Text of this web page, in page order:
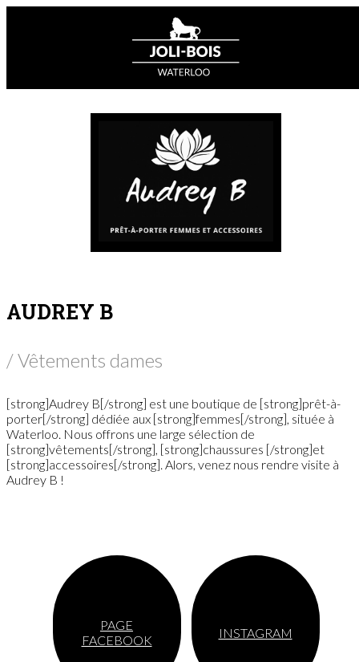
AUDREY B
/ Vêtements dames
[strong]Audrey B[/strong] est une boutique de [strong]prêt-à-
porter[/strong] dédiée aux [strong]femmes[/strong], située à
Waterloo. Nous offrons une large sélection de
[strong]vêtements[/strong], [strong]chaussures [/strong]et
[strong]accessoires[/strong]. Alors, venez nous rendre visite à
Audrey B !
PAGE
FACEBOOK
INSTAGRAM